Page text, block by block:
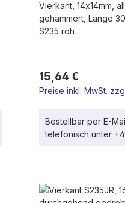
Vierkant, 14x14mm,
gehämmert, Länge
S235 roh
Regulärer Preis:
15,64 €
Preise inkl. MwSt.
Bestellbar per E-
telefonisch unter